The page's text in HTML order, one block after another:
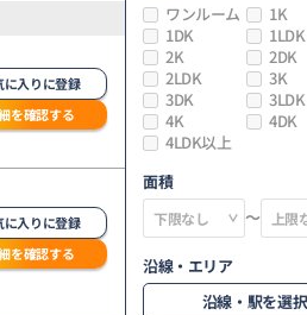
に入りに登録
を確認する
に入りに登録
を確認する
ワンルーム
1K
1DK
1LDK
2K
2DK
2LDK
3K
3DK
3LDK
4K
4DK
4LDK以上
面積
～
沿線・エリア
沿線・駅を選択